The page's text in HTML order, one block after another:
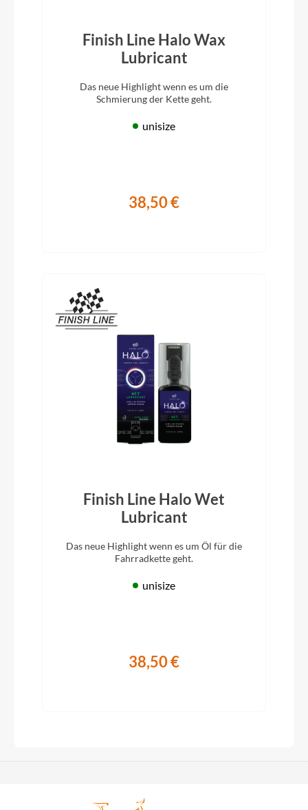
Finish Line Halo Wax
Lubricant
Das neue Highlight wenn es um die
Schmierung der Kette geht.
unisize
38,50 €
Finish Line Halo Wet
Lubricant
Das neue Highlight wenn es um Öl für die
Fahrradkette geht.
unisize
38,50 €